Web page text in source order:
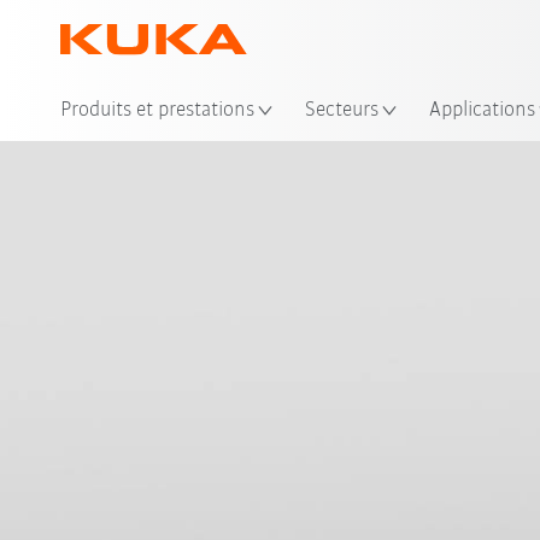
Produits et prestations Secteurs Applications